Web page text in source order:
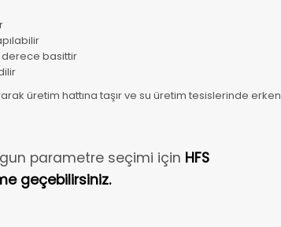
derece basittir
üretim hattına taşır ve su üretim tesislerinde erken
parametre seçimi için HFS
geçebilirsiniz.